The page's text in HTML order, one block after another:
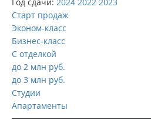
Старт продаж
Эконом-класс
Бизнес-класс
С отделкой
до 2 млн руб.
до 3 млн руб.
Студии
Апартаменты